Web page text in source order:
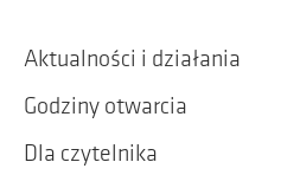
Aktualności i działania
Godziny otwarcia
Dla czytelnika